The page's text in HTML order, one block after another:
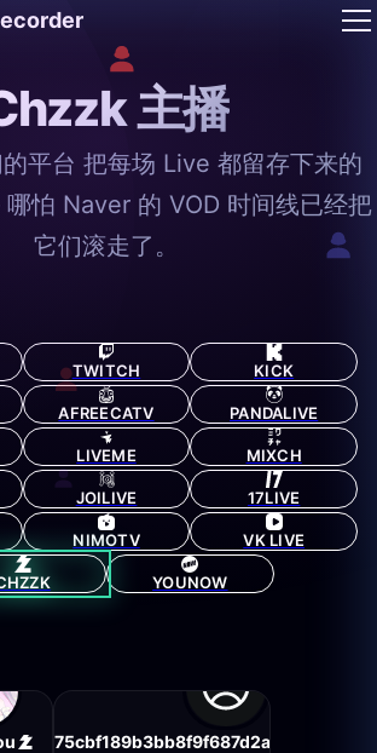
主播
平台 把每场 Live 都留存下来的
怕 Naver 的 VOD 时间线已经把
它们滚走了。
TWITCH KICK
AFREECATV PANDALIVE
LIVEME MIXCH
JOILIVE 17LIVE
NIMOTV VK LIVE
YOUNOW
75cbf189b3bb8f9f687d2aca0d0a382b